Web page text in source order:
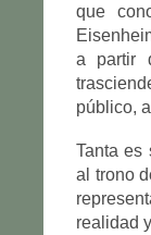
que
a partir
público,
Tanta es
al trono
realidad